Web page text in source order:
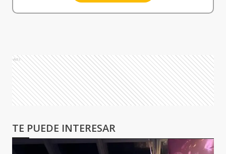
Ads
TE PUEDE INTERESAR